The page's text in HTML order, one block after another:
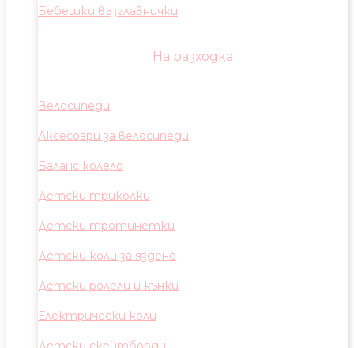
Бебешки възглавнички
На разходка
Велосипеди
Аксесоари за велосипеди
Баланс колело
Детски триколки
Детски тротинетки
Детски коли за яздене
Детски ролели и кънки
Електрически коли